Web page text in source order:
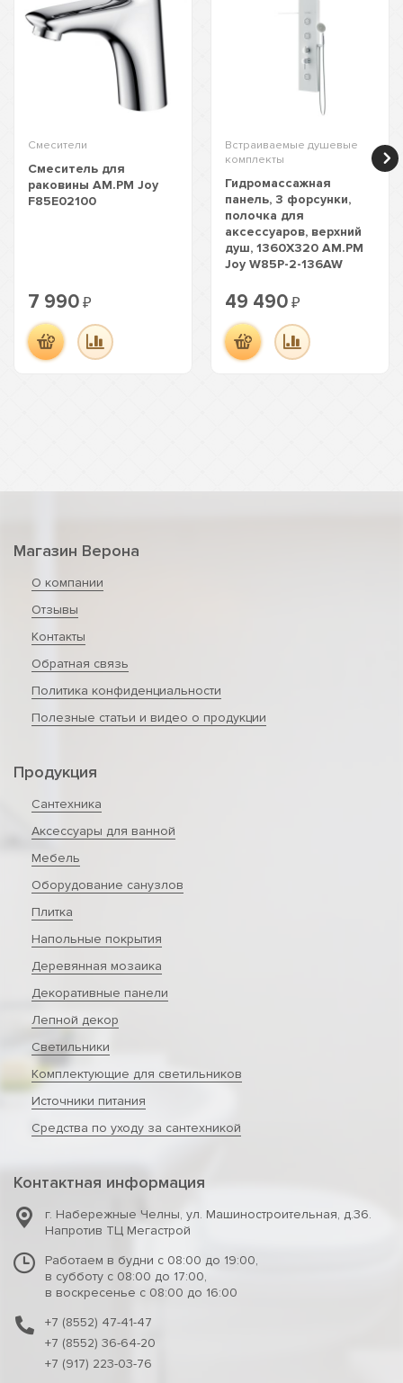
Смесители
Смеситель для
раковины AM.PM Joy
F85E02100
7 990 ₽
Встраиваемые душевые
комплекты
Гидромассажная
панель, 3 форсунки,
полочка для
аксессуаров, верхний
душ, 1360Х320 AM.PM
Joy W85P-2-136AW
49 490 ₽
Магазин Верона
О компании
Отзывы
Контакты
Обратная связь
Политика конфиденциальности
Полезные статьи и видео о продукции
Продукция
Сантехника
Аксессуары для ванной
Мебель
Оборудование санузлов
Плитка
Напольные покрытия
Деревянная мозаика
Декоративные панели
Лепной декор
Светильники
Комплектующие для светильников
Источники питания
Средства по уходу за сантехникой
Контактная информация
г. Набережные Челны, ул. Машиностроительная, д.36.
Напротив ТЦ Мегастрой
Работаем в будни с 08:00 до 19:00,
в субботу с 08:00 до 17:00,
в воскресенье с 08:00 до 16:00
+7 (8552) 47-41-47
+7 (8552) 36-64-20
+7 (917) 223-03-76